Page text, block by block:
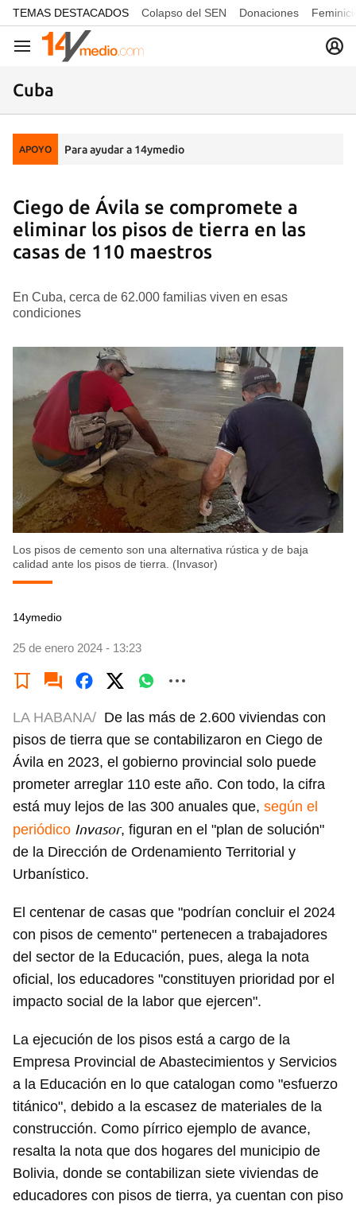
common.go-to-content
TEMAS DESTACADOS Colapso del SEN Donaciones
Navegación
Cuba
APOYO Para ayudar a 14ymedio
Ciego de Ávila se compromete a
eliminar los pisos de tierra en las
casas de 110 maestros
En Cuba, cerca de 62.000 familias viven en esas
condiciones
Los pisos de cemento son una alternativa rústica y de baja
calidad ante los pisos de tierra. (Invasor)
14ymedio
25 de enero 2024 - 13:23
LA HABANA/ De las más de 2.600 viviendas con
pisos de tierra que se contabilizaron en Ciego de
Ávila en 2023, el gobierno provincial solo puede
prometer arreglar 110 este año. Con todo, la cifra
está muy lejos de las 300 anuales que, según el
periódico Invasor, figuran en el "plan de solución"
de la Dirección de Ordenamiento Territorial y
Urbanístico.
El centenar de casas que "podrían concluir el 2024
con pisos de cemento" pertenecen a trabajadores
del sector de la Educación, pues, alega la nota
oficial, los educadores "constituyen prioridad por el
impacto social de la labor que ejercen".
La ejecución de los pisos está a cargo de la
Empresa Provincial de Abastecimientos y Servicios
a la Educación en lo que catalogan como "esfuerzo
titánico", debido a la escasez de materiales de la
construcción. Como pírrico ejemplo de avance,
resalta la nota que dos hogares del municipio de
Bolivia, donde se contabilizan siete viviendas de
educadores con pisos de tierra, ya cuentan con piso